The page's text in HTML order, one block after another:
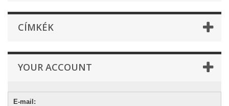
CÍMKÉK
YOUR ACCOUNT
E-mail: